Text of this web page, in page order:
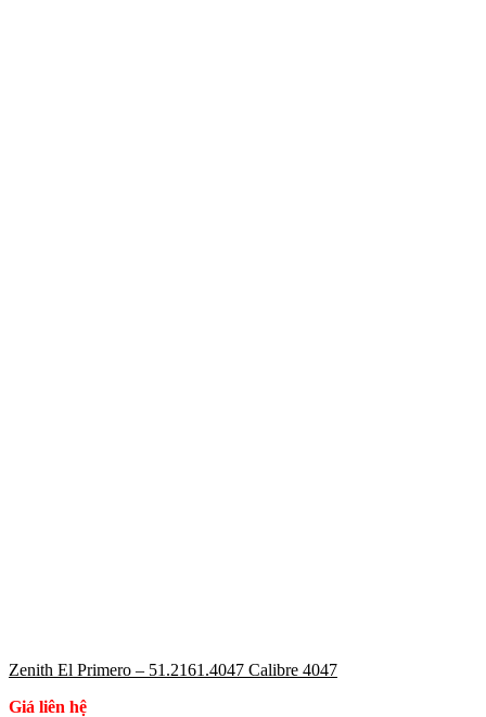
Zenith El Primero – 51.2161.4047 Calibre 4047
Giá liên hệ